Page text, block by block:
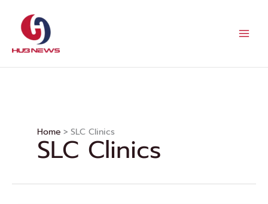
content
Home SLC Clinics
SLC Clinics